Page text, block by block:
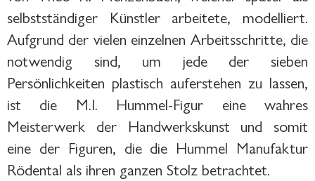
selbstständiger Künstler arbeitete, modelliert.
Aufgrund der vielen einzelnen Arbeitsschritte, die
notwendig sind, um jede der sieben
Persönlichkeiten plastisch auferstehen zu lassen,
ist die M.I. Hummel-Figur eine wahres
Meisterwerk der Handwerkskunst und somit
eine der Figuren, die die Hummel Manufaktur
Rödental als ihren ganzen Stolz betrachtet.